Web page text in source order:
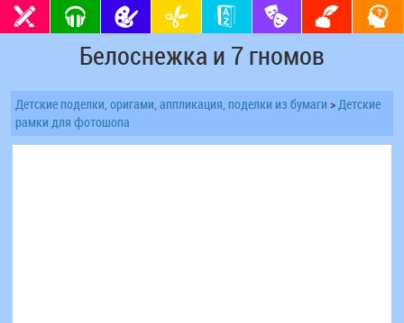
Белоснежка и 7 гномов
Детские поделки, оригами, аппликация, поделки из бумаги > Детские
рамки для фотошопа